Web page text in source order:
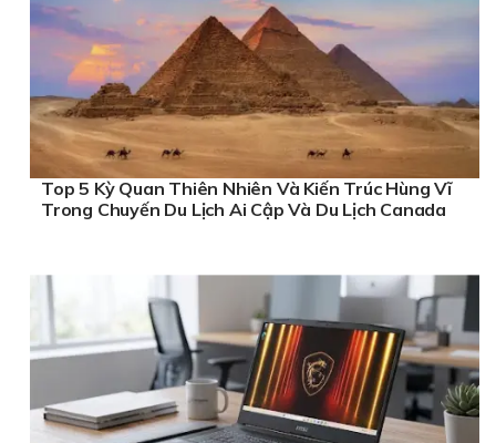
Top 5 Kỳ Quan Thiên Nhiên Và Kiến Trúc Hùng Vĩ
Trong Chuyến Du Lịch Ai Cập Và Du Lịch Canada